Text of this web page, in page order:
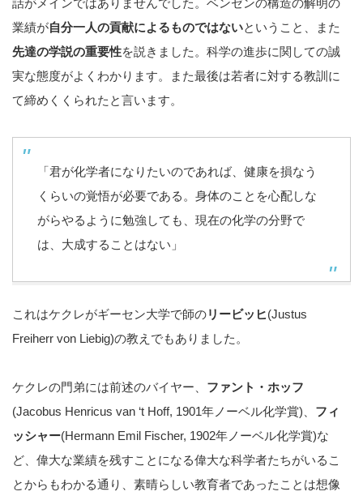
業績が自分一人の貢献によるものではないということ、また
先達の学説の重要性を説きました。科学の進歩に関しての誠
実な態度がよくわかります。また最後は若者に対する教訓に
て締めくくられたと言います。
「君が化学者になりたいのであれば、健康を損なう
くらいの覚悟が必要である。身体のことを心配しな
がらやるように勉強しても、現在の化学の分野で
は、大成することはない」
これはケクレがギーセン大学で師のリービッヒ(Justus
Freiherr von Liebig)の教えでもありました。
ケクレの門弟には前述のバイヤー、 ファント・ホッフ
(Jacobus Henricus van ‘t Hoff, 1901年ノーベル化学賞)、 フィ
ッシャー(Hermann Emil Fischer, 1902年ノーベル化学賞)な
ど、偉大な業績を残すことになる偉大な科学者たちがいるこ
とからもわかる通り、素晴らしい教育者であったことは想像